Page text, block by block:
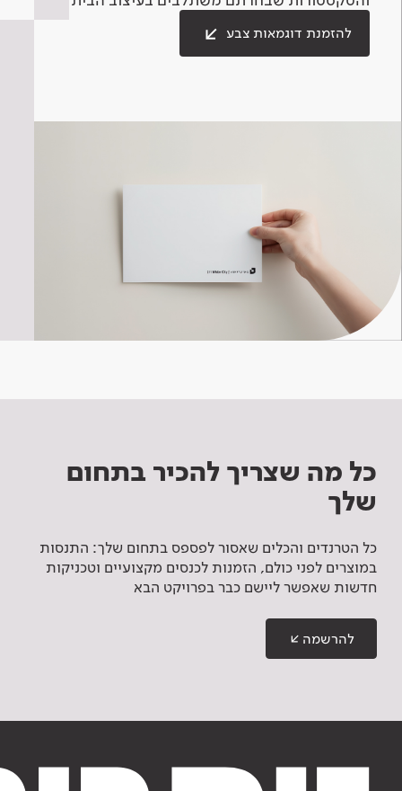
להזמנת דוגמאות צבע
כל מה שצריך להכיר בתחום
שלך
כל הטרנדים והכלים שאסור לפספס בתחום שלך: התנסות
במוצרים לפני כולם, הזמנות לכנסים מקצועיים וטכניקות
חדשות שאפשר ליישם כבר בפרויקט הבא
להרשמה